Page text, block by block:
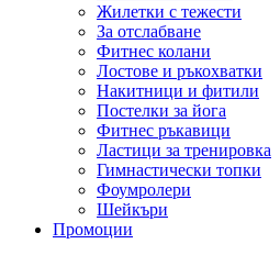
Жилетки с тежести
За отслабване
Фитнес колани
Лостове и ръкохватки
Накитници и фитили
Постелки за йога
Фитнес ръкавици
Ластици за тренировка
Гимнастически топки
Фоумролери
Шейкъри
Промоции